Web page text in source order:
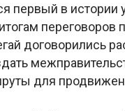
первый в
переговоров
договорились
для